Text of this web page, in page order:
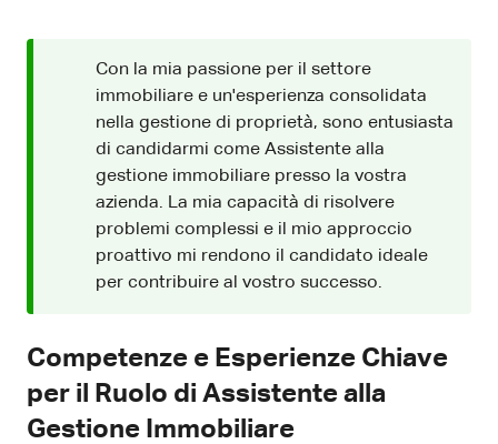
Con la mia passione per il settore
immobiliare e un'esperienza consolidata
nella gestione di proprietà, sono entusiasta
di candidarmi come Assistente alla
gestione immobiliare presso la vostra
azienda. La mia capacità di risolvere
problemi complessi e il mio approccio
proattivo mi rendono il candidato ideale
per contribuire al vostro successo.
Competenze e Esperienze Chiave
per il Ruolo di Assistente alla
Gestione Immobiliare